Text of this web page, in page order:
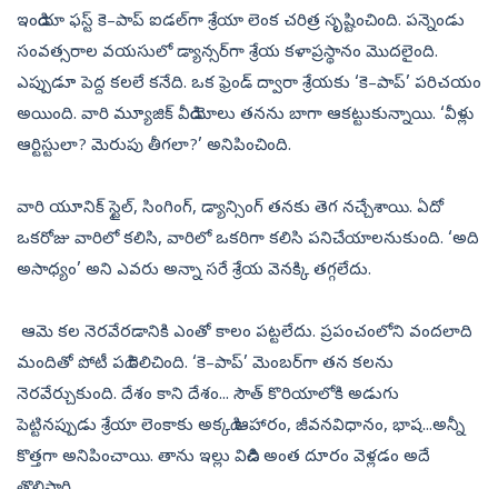
ఇండియా ఫస్ట్‌ కె–పాప్‌ ఐడల్‌గా శ్రేయా లెంక చరిత్ర సృష్టించింది. పన్నెండు
సంవత్సరాల వయసులో డ్యాన్సర్‌గా శ్రేయ కళాప్రస్థానం మొదలైంది.
ఎప్పుడూ పెద్ద కలలే కనేది. ఒక ఫ్రెండ్‌ ద్వారా శ్రేయకు ‘కె–పాప్‌’ పరిచయం
అయింది. వారి మ్యూజిక్‌ వీడియోలు తనను బాగా ఆకట్టుకున్నాయి. ‘వీళ్లు
ఆర్టిస్టులా? మెరుపు తీగలా?’ అనిపించింది.
వారి యూనిక్‌ స్టైల్, సింగింగ్, డ్యాన్సింగ్‌ తనకు తెగ నచ్చేశాయి. ఏదో
ఒకరోజు వారిలో కలిసి, వారిలో ఒకరిగా కలిసి పనిచేయాలనుకుంది. ‘అది
అసాధ్యం’ అని ఎవరు అన్నా సరే శ్రేయ వెనక్కి తగ్గలేదు.
ఆమె కల నెరవేరడానికి ఎంతో కాలం పట్టలేదు. ప్రపంచంలోని వందలాది
మందితో పోటీ పడి గెలిచింది. ‘కె–పాప్‌’ మెంబర్‌గా తన కలను
నెరవేర్చుకుంది. దేశం కాని దేశం... సౌత్‌ కొరియాలోకి అడుగు
పెట్టినప్పుడు శ్రేయా లెంకాకు అక్కడి ఆహారం, జీవనవిధానం, భాష...అన్నీ
కొత్తగా అనిపించాయి. తాను ఇల్లు విడిచి అంత దూరం వెళ్లడం అదే